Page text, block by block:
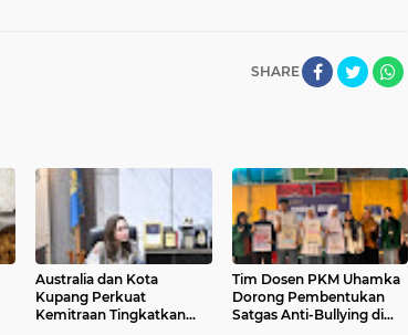
SHARE
Australia dan Kota
Kupang Perkuat
Kemitraan Tingkatkan
Tim Dosen PKM Uhamka
Dorong Pembentukan
Satgas Anti-Bullying di